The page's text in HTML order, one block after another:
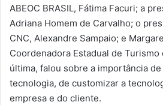
ABEOC BRASIL, Fátima Facuri; a
Adriana Homem de Carvalho; o
CNC, Alexandre Sampaio; e
Coordenadora Estadual de Turismo
última, falou sobre a importância
tecnologia, de customizar a
empresa e do cliente.